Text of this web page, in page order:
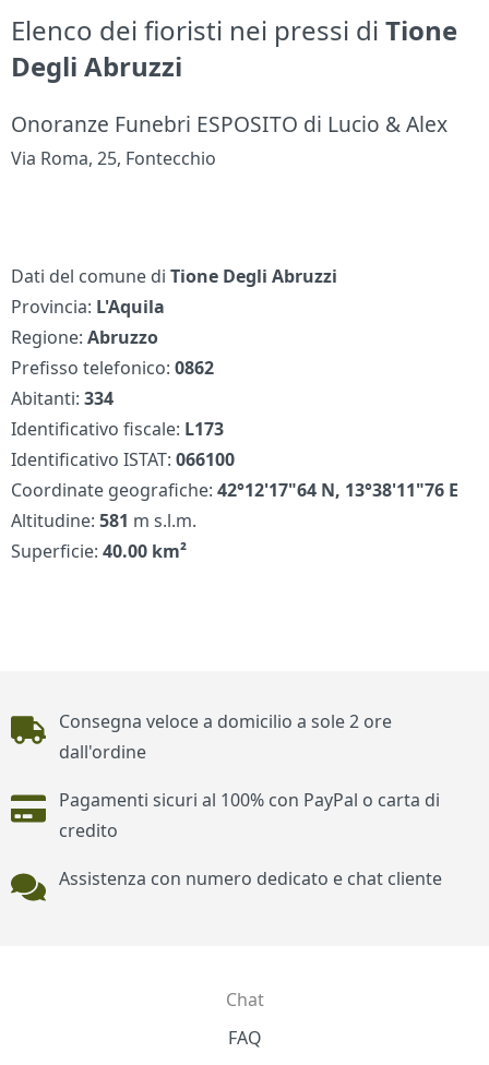
Elenco dei fioristi nei pressi diTione
Degli Abruzzi
Onoranze Funebri ESPOSITO di Lucio & Alex
Via Roma, 25, Fontecchio
Dati del comune diTione Degli Abruzzi
Provincia: L'Aquila
Regione:Abruzzo
Prefisso telefonico:0862
Abitanti:334
Identificativo fiscale: L173
Identificativo ISTAT:066100
Coordinate geografiche:42°12'17"64 N, 13°38'11"76 E
Altitudine:581 m s.l.m.
Superficie:40.00 km²
Piè di pagina
Consegna veloce a domicilio a sole 2 ore
dall'ordine
Pagamenti sicuri al 100% con PayPal o carta di
credito
Assistenza con numero dedicato e chat cliente
Chat
FAQ